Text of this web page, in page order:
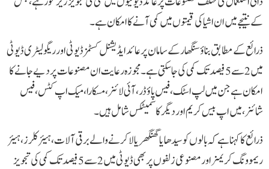
کے نتیجے میں ان اشیا کی قیمتوں میں کمی آنے کا امکان ہے۔
ذرائع کے مطابق بناؤ سنگھار کے سامان پر عائد ایڈیشنل کسٹمز ڈیوٹی اور ریگولیٹری ڈیوٹی
میں 2 سے 5 فیصد تک کمی کی جا سکتی ہے۔ مجوزہ رعایت ان مصنوعات پر دیے جانے کا
امکان ہے جن میں لپ اسٹک، فیس پاؤڈر، آئی لائنر، مسکارا، میک اپ کٹس، فیس
شائنر، میں اپ بیس کریم اور دیگر کاسمیٹکس شامل ہیں۔
ذرائع کا کہنا ہے کہ بالوں کو سیدھا یا گھنگھریالا کرنے والے برقی آلات، ہیئر کلرز، ہیئر
ریموونگ کریمز اور مصنوعی زلفوں پر بھی ڈیوٹی میں 2 سے 5 فیصد تک کمی کی تجویز